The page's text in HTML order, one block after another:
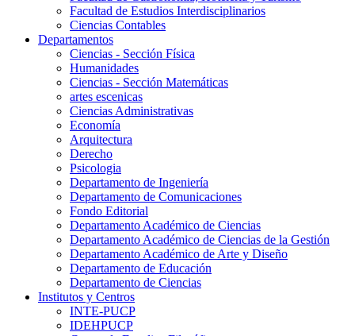
Facultad de Estudios Interdisciplinarios
Ciencias Contables
Departamentos
Ciencias - Sección Física
Humanidades
Ciencias - Sección Matemáticas
artes escenicas
Ciencias Administrativas
Economía
Arquitectura
Derecho
Psicologia
Departamento de Ingeniería
Departamento de Comunicaciones
Fondo Editorial
Departamento Académico de Ciencias
Departamento Académico de Ciencias de la Gestión
Departamento Académico de Arte y Diseño
Departamento de Educación
Departamento de Ciencias
Institutos y Centros
INTE-PUCP
IDEHPUCP